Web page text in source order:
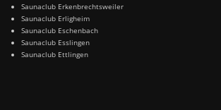
Saunaclub Erkenbrechtsweiler
Saunaclub Erligheim
Saunaclub Eschenbach
Saunaclub Esslingen
Saunaclub Ettlingen